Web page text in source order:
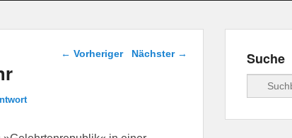
Beitragsnavigation
← Vorheriger Nächster → Suche
Suchen